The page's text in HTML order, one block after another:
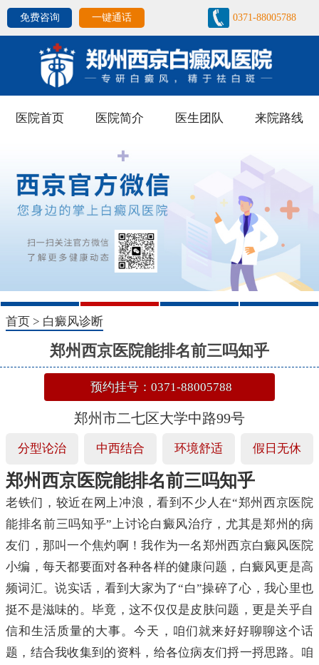
免费咨询 一键通话 0371-88005788
医院首页 医院简介 医生团队 来院路线
1 2 3 4
首页 > 白癜风诊断
郑州西京医院能排名前三吗知乎
预约挂号：0371-88005788
郑州市二七区大学中路99号
分型论治 中西结合 环境舒适 假日无休
郑州西京医院能排名前三吗知乎
老铁们，较近在网上冲浪，看到不少人在“郑州西京医院
能排名前三吗知乎”上讨论白癜风治疗，尤其是郑州的病
友们，那叫一个焦灼啊！我作为一名郑州西京白癜风医院
小编，每天都要面对各种各样的健康问题，白癜风更是高
频词汇。说实话，看到大家为了“白”操碎了心，我心里也
挺不是滋味的。毕竟，这不仅仅是皮肤问题，更是关乎自
信和生活质量的大事。今天，咱们就来好好聊聊这个话
题，结合我收集到的资料，给各位病友们捋一捋思路。咱